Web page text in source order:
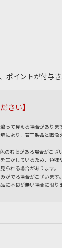
ポイントが付与さ
さい】
って見える場合があります
により、若干製品と画像
のむらがある場合がござ
生かしているため、色味
られる場合があります。
がでる場合がございます。
に不良が無い場合に限り